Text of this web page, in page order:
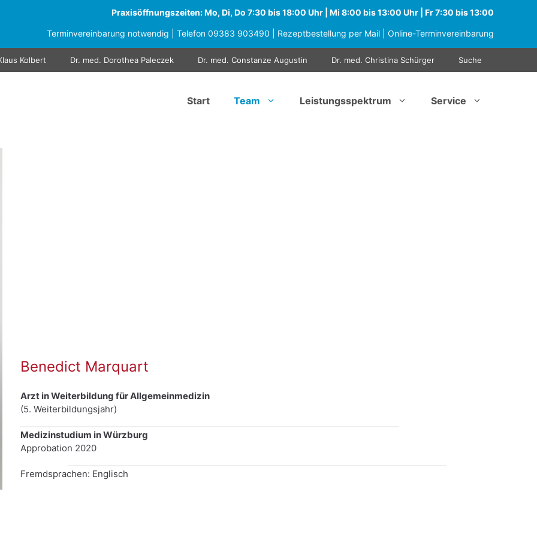
Praxisöffnungszeiten: Mo, Di, Do 7:30 bis 18:00 Uhr | Mi 8:00 bis 13:00 Uhr | Fr 7:30 bis 13:00
Terminvereinbarung notwendig | Telefon 09383 903490 Rezeptbestellung per Mail Online-Terminvereinbarung
Kolbert Dr. med. Dorothea Paleczek Dr. med. Constanze Augustin Dr. med. Christina Schürger Suche
Start Team Leistungsspektrum Service
Benedict Marquart
Arzt in Weiterbildung für Allgemeinmedizin
(5. Weiterbildungsjahr)
Medizinstudium in Würzburg
Approbation 2020
Fremdsprachen: Englisch